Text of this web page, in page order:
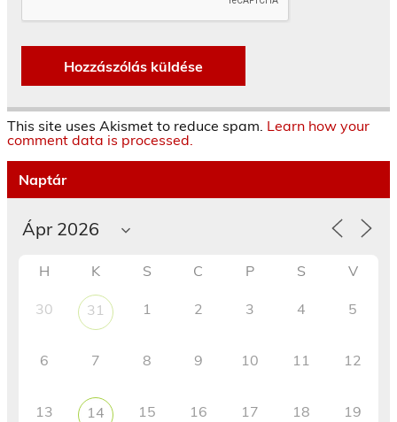
This site uses Akismet to reduce spam. Learn how your
comment data is processed.
Naptár
H K S C P S V
30 31 1 2 3 4 5
6 7 8 9 10 11 12
13 14 15 16 17 18 19